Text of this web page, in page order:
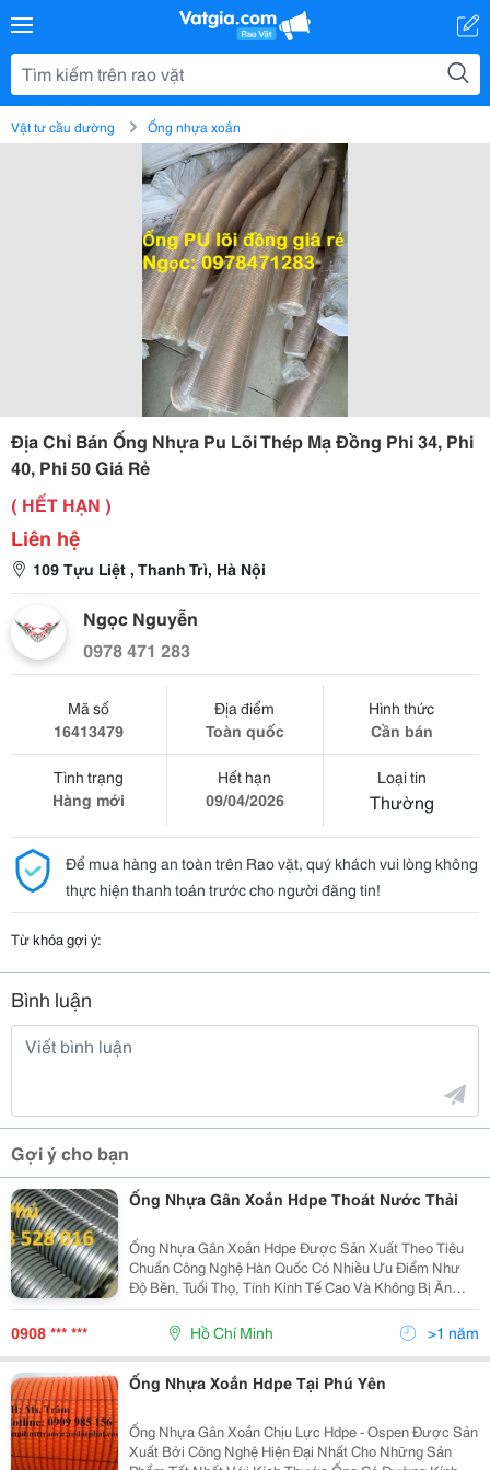
Vật tư cầu đường Ống nhựa xoắn
Địa Chỉ Bán Ống Nhựa Pu Lõi Thép Mạ Đồng Phi 34, Phi
40, Phi 50 Giá Rẻ
( HẾT HẠN )
Liên hệ
109 Tựu Liệt , Thanh Trì, Hà Nội
Ngọc Nguyễn
0978 471 283
Mã số
16413479
Địa điểm
Toàn quốc
Hình thức
Cần bán
Tình trạng
Hàng mới
Hết hạn
09/04/2026
Loại tin
Thường
Để mua hàng an toàn trên Rao vặt, quý khách vui lòng không
thực hiện thanh toán trước cho người đăng tin!
Từ khóa gợi ý:
Bình luận
Gợi ý cho bạn
Ống Nhựa Gân Xoắn Hdpe Thoát Nước Thải
Ống Nhựa Gân Xoắn Hdpe Được Sản Xuất Theo Tiêu
Chuẩn Công Nghệ Hàn Quốc Có Nhiều Ưu Điểm Như
Độ Bền, Tuổi Thọ, Tính Kinh Tế Cao Và Không Bị Ăn
Mòn. Ống Được Sản Xuất Từ Hạt Hdpe Mật Độ Cao,
Phía Trong Rộng Ít Ma Sát, Chế Độ Dòng Chảy Tốt, Giữa
Vách T
0908 *** *** Hồ Chí Minh >1 năm
Ống Nhựa Xoắn Hdpe Tại Phú Yên
Ống Nhựa Gân Xoắn Chịu Lực Hdpe - Ospen Được Sản
Xuất Bởi Công Nghệ Hiện Đại Nhất Cho Những Sản